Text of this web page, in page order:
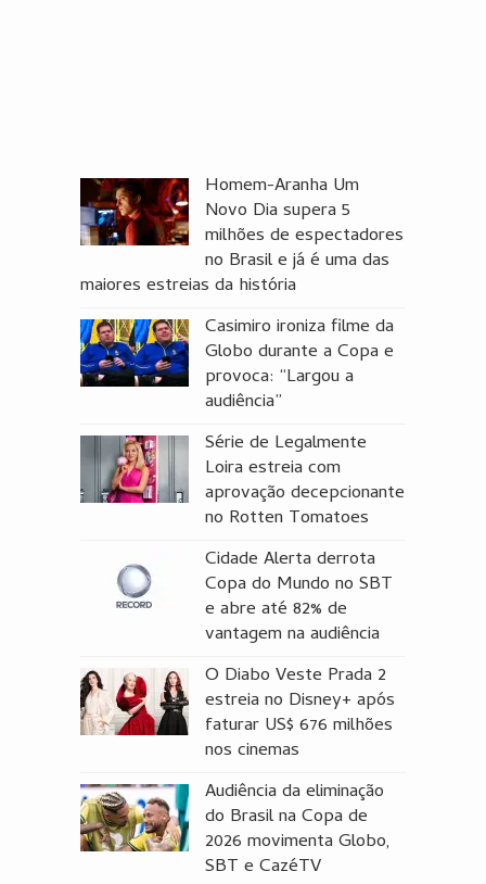
Homem-Aranha Um
Novo Dia supera 5
milhões de espectadores
no Brasil e já é uma das
maiores estreias da história
Casimiro ironiza filme da
Globo durante a Copa e
provoca: “Largou a
audiência”
Série de Legalmente
Loira estreia com
aprovação decepcionante
no Rotten Tomatoes
Cidade Alerta derrota
Copa do Mundo no SBT
e abre até 82% de
vantagem na audiência
O Diabo Veste Prada 2
estreia no Disney+ após
faturar US$ 676 milhões
nos cinemas
Audiência da eliminação
do Brasil na Copa de
2026 movimenta Globo,
SBT e CazéTV